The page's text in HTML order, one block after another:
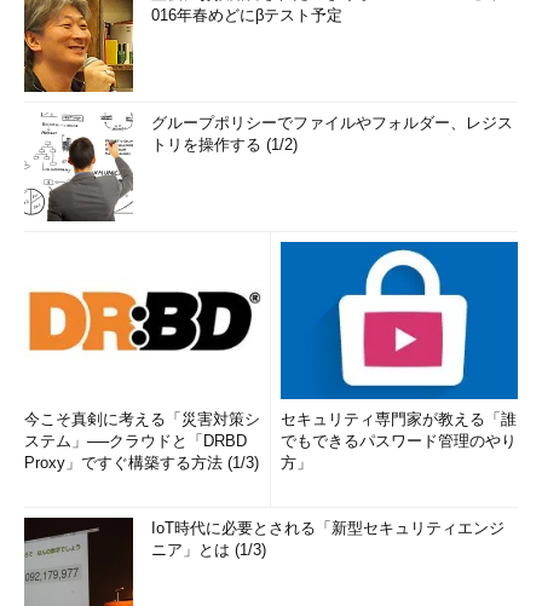
016年春めどにβテスト予定
グループポリシーでファイルやフォルダー、レジス
トリを操作する (1/2)
今こそ真剣に考える「災害対策シ
ステム」──クラウドと「DRBD
Proxy」ですぐ構築する方法 (1/3)
セキュリティ専門家が教える「誰
でもできるパスワード管理のやり
方」
IoT時代に必要とされる「新型セキュリティエンジ
ニア」とは (1/3)